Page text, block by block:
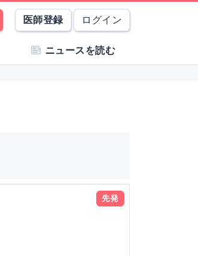
医師登録 ログイン
ニュースを読む
先発